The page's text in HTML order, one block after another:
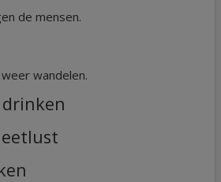
de mensen.
wandelen.